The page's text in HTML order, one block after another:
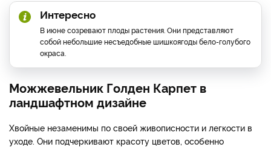
Интересно
В июне созревают плоды растения. Они представляют
собой небольшие несъедобные шишкоягоды бело-голубого
окраса.
Можжевельник Голден Карпет в
ландшафтном дизайне
Хвойные незаменимы по своей живописности и легкости в
уходе. Они подчеркивают красоту цветов, особенно